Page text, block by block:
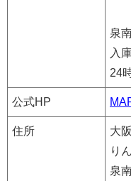
泉
入
24
公式HP
住所
大
り
泉